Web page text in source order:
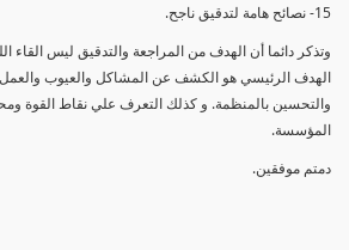
15- نصائح هامة لتدقيق ناجح.
وتذكر دائما أن الهدف من المراجعة والتدقيق ليس
الهدف الرئيسي هو الكشف عن المشاكل والعيوب والعمل
والتحسين بالمنظمة. و كذلك التعرف علي نقاط القوة
المؤسسة.
دمتم موفقين.